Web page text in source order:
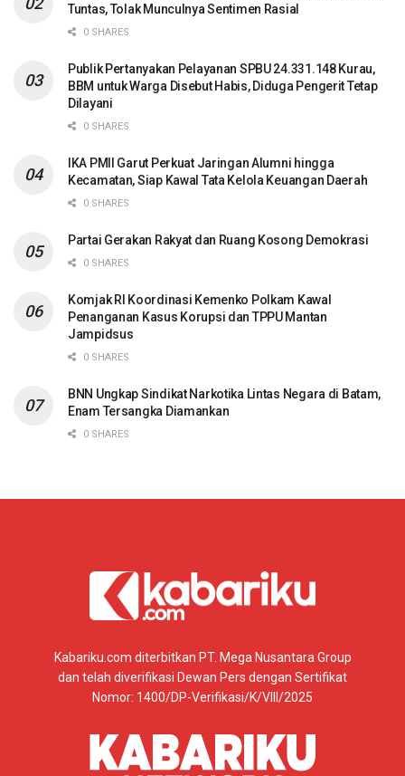
Tuntas, Tolak Munculnya Sentimen Rasial
0 SHARES
Publik Pertanyakan Pelayanan SPBU 24.331.148 Kurau,
BBM untuk Warga Disebut Habis, Diduga Pengerit Tetap
Dilayani
0 SHARES
IKA PMII Garut Perkuat Jaringan Alumni hingga
Kecamatan, Siap Kawal Tata Kelola Keuangan Daerah
0 SHARES
Partai Gerakan Rakyat dan Ruang Kosong Demokrasi
0 SHARES
Komjak RI Koordinasi Kemenko Polkam Kawal
Penanganan Kasus Korupsi dan TPPU Mantan
Jampidsus
0 SHARES
BNN Ungkap Sindikat Narkotika Lintas Negara di Batam,
Enam Tersangka Diamankan
0 SHARES
Kabariku.com diterbitkan PT. Mega Nusantara Group
dan telah diverifikasi Dewan Pers dengan Sertifikat
Nomor: 1400/DP-Verifikasi/K/VIII/2025